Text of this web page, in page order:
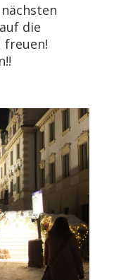
die
freuen!